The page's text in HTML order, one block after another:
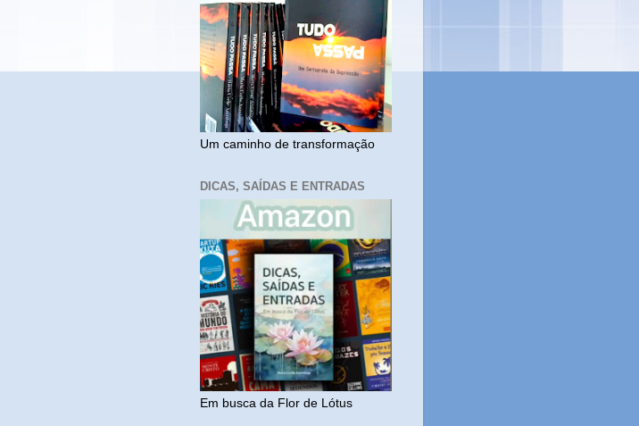
Um caminho de transformação
DICAS, SAÍDAS E ENTRADAS
Em busca da Flor de Lótus